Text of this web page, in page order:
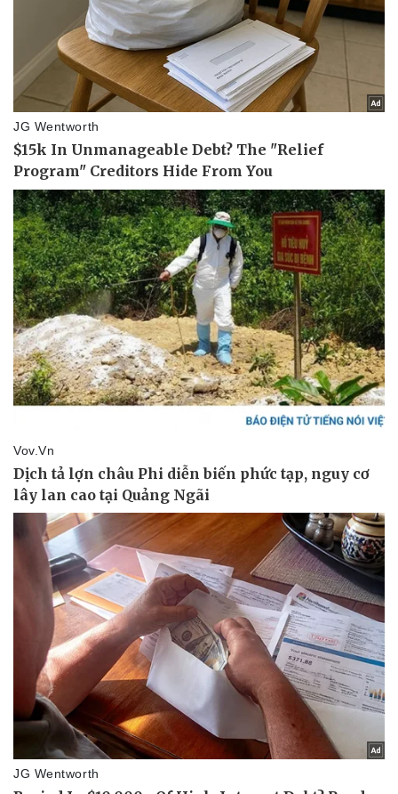
Pháp luật
Tin nóng
Tư vấn luật
Quân sự - Quốc phòng
Vũ khí
Việt Nam
Phân tích